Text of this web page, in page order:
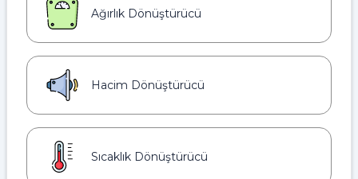
Ağırlık Dönüştürücü
Hacim Dönüştürücü
Sıcaklık Dönüştürücü